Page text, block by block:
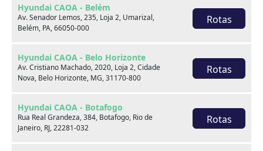
Hyundai CAOA - Belém
Av. Senador Lemos, 235, Loja 2, Umarizal,
Belém, PA, 66050-000
Rotas
Hyundai CAOA - Belo Horizonte
Av. Cristiano Machado, 2020, Loja 2, Cidade
Nova, Belo Horizonte, MG, 31170-800
Rotas
Hyundai CAOA - Botafogo
Rua Real Grandeza, 384, Botafogo, Rio de
Janeiro, RJ, 22281-032
Rotas
Venda seu usado